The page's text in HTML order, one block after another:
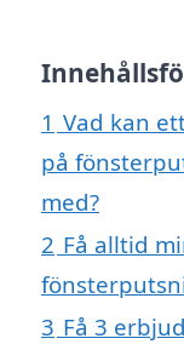
1 Vad kan
på
med?
2 Få alltid
3 Få 3